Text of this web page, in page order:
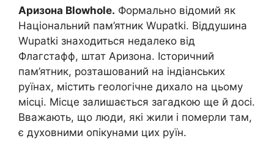
Аризона Blowhole. Формально відомий як
Національний пам’ятник Wupatki. Віддушина
Wupatki знаходиться недалеко від
Флагстафф, штат Аризона. Історичний
пам’ятник, розташований на індіанських
руїнах, містить геологічне дихало на цьому
місці. Місце залишається загадкою ще й досі.
Вважають, що люди, які жили і померли там,
є духовними опікунами цих руїн.